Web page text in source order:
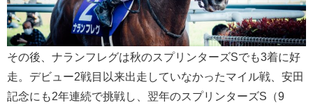
その後、ナランフレグは秋のスプリンターズSでも3着に好
走。デビュー2戦目以来出走していなかったマイル戦、安田
記念にも2年連続で挑戦し、翌年のスプリンターズS（9